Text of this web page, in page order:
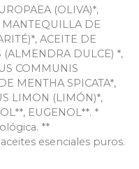
(OLIVA)*,
MANTEQUILLA DE
ACEITE DE
(ALMENDRA DULCE) *,
COMMUNIS
MENTHA SPICATA*,
LIMON (LIMÓN)*,
EUGENOL**. *
**
esenciales puros.